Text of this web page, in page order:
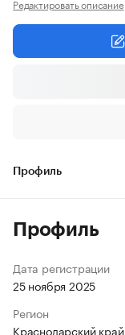
Редактировать описание
Профиль
Профиль
Дата регистрации
25 ноября 2025
Регион
Краснодарский край